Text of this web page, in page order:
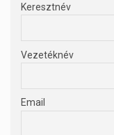
Keresztnév
Vezetéknév
Email